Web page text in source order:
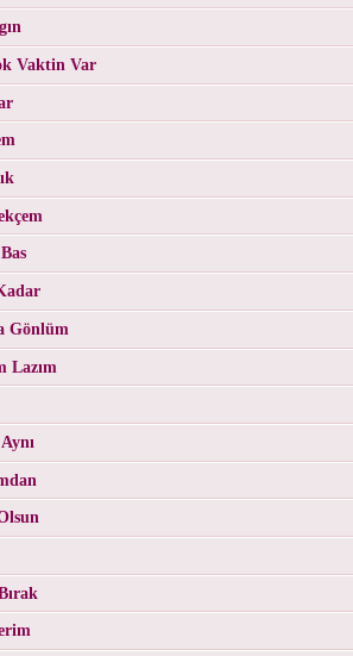
Vaktin Var
Gönlüm
Lazım